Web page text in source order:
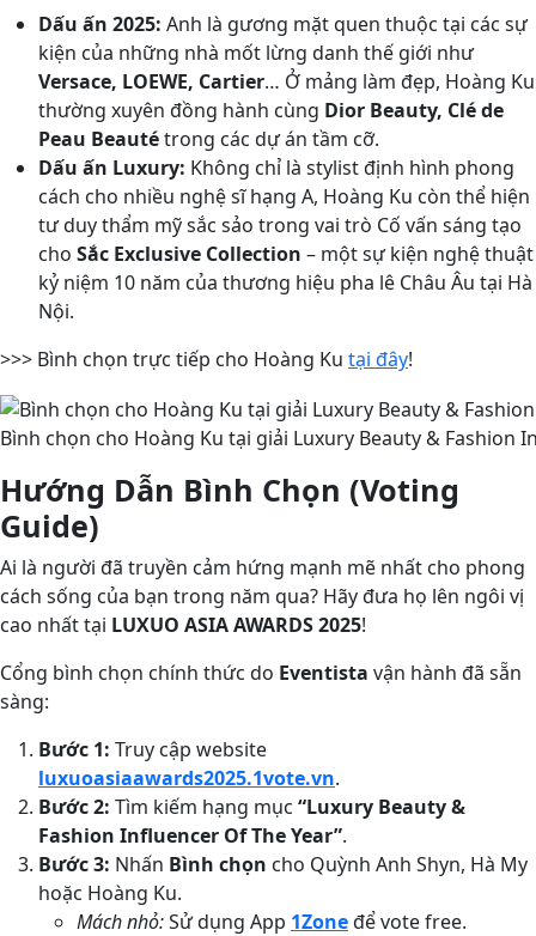
Dấu ấn 2025: Anh là gương mặt quen thuộc tại các sự
kiện của những nhà mốt lừng danh thế giới như
Versace, LOEWE, Cartier… Ở mảng làm đẹp, Hoàng Ku
thường xuyên đồng hành cùng Dior Beauty, Clé de
Peau Beautétrong các dự án tầm cỡ.
Dấu ấn Luxury: Không chỉ là stylist định hình phong
cách cho nhiều nghệ sĩ hạng A, Hoàng Ku còn thể hiện
tư duy thẩm mỹ sắc sảo trong vai trò Cố vấn sáng tạo
cho Sắc Exclusive Collection – một sự kiện nghệ thuật
kỷ niệm 10 năm của thương hiệu pha lê Châu Âu tại Hà
Nội.
>>> Bình chọn trực tiếp cho Hoàng Ku tại đây!
Bình chọn cho Hoàng Ku tại giải Luxury Beauty & Fashion
Hướng Dẫn Bình Chọn (Voting
Guide)
Ai là người đã truyền cảm hứng mạnh mẽ nhất cho phong
cách sống của bạn trong năm qua? Hãy đưa họ lên ngôi vị
cao nhất tại LUXUO ASIA AWARDS 2025!
Cổng bình chọn chính thức do Eventista vận hành đã sẵn
sàng:
Bước 1: Truy cập website
luxuoasiaawards2025.1vote.vn.
Bước 2: Tìm kiếm hạng mục “Luxury Beauty &
Fashion Influencer Of The Year”.
Bước 3: Nhấn Bình chọn cho Quỳnh Anh Shyn, Hà My
hoặc Hoàng Ku.
Mách nhỏ:Sử dụng App 1Zoneđể vote free.